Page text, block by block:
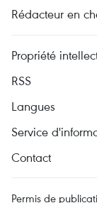
Rédacteur en
Propriété
RSS
Langues
Service
Contact
Permis de